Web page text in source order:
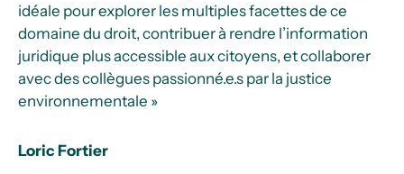
idéale pour explorer les multiples facettes de ce
domaine du droit, contribuer à rendre l’information
juridique plus accessible aux citoyens, et collaborer
avec des collègues passionné.e.s par la justice
environnementale »
Loric Fortier